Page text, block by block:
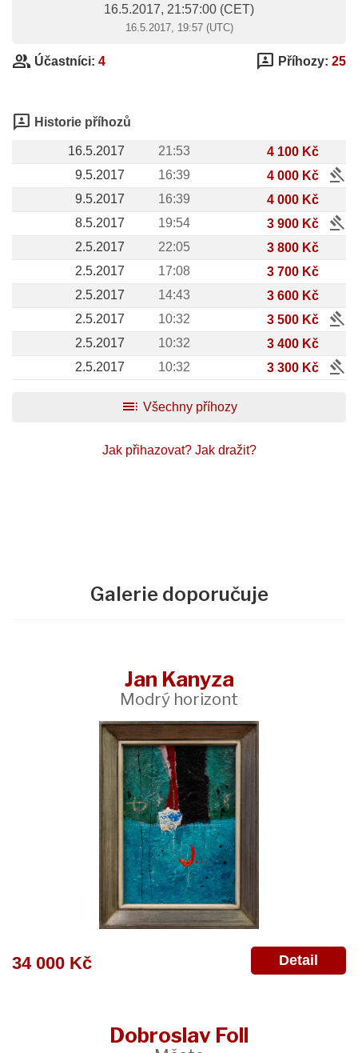
16.5.2017, 21:57:00 (CET)
16.5.2017, 19:57 (UTC)
group Účastníci: 4 3p Příhozy: 25
3p Historie příhozů
16.5.2017 21:53
4 100 Kč
9.5.2017
16:39 4 000 Kč gavel
9.5.2017 16:39
4 000 Kč
8.5.2017
19:54 3 900 Kč gavel
2.5.2017 22:05
3 800 Kč
2.5.2017
17:08
3 700 Kč
2.5.2017
14:43
3 600 Kč
2.5.2017
10:32 3 500 Kč gavel
2.5.2017 10:32
3 400 Kč
2.5.2017
10:32 3 300 Kč
gavel
toc Všechny příhozy
Jak přihazovat? Jak dražit?
Galerie doporučuje
Jan Kanyza
Modrý horizont
34 000 Kč Detail
Dobroslav Foll